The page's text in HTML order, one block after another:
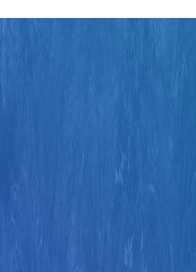
ISBN/ISSN